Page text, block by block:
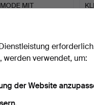
MIT
34
werden verwendet, um:
der Website